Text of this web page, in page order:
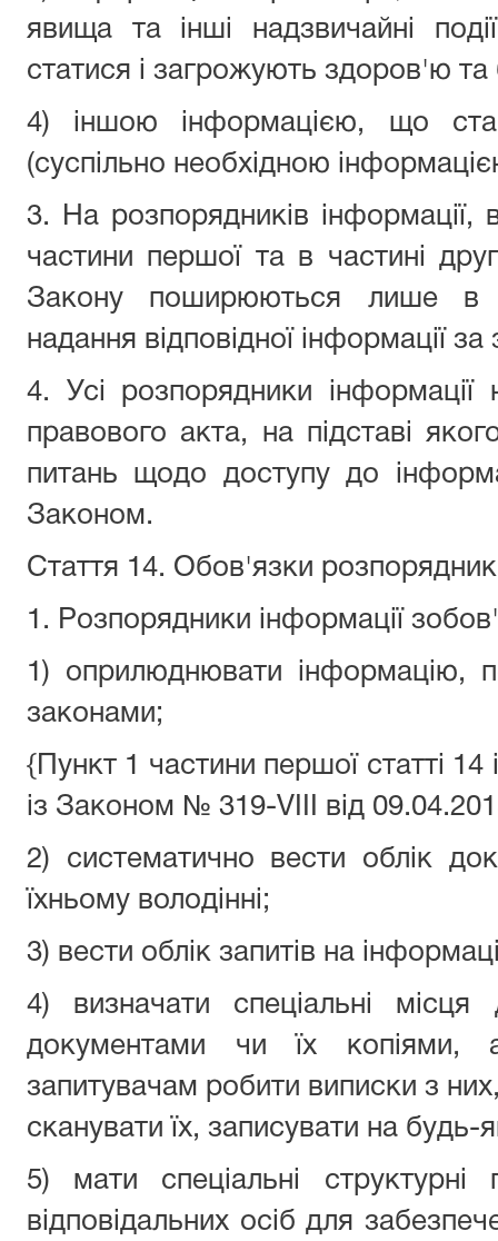
явища та інші надзвичайні
статися і загрожують здоров'ю та
4) іншою інформацією, що
(суспільно необхідною
3. На розпорядників інформації,
частини першої та в частині
Закону поширюються лише в
надання відповідної інформації
4. Усі розпорядники
правового акта, на підставі
питань щодо доступу до
Законом.
Стаття 14. Обов'язки
1. Розпорядники інформації
1) оприлюднювати інформацію,
законами;
{Пункт 1 частини першої статті 14
із Законом № 319-VIII від
2) систематично вести облік
їхньому володінні;
3) вести облік запитів на
4) визначати спеціальні
документами чи їх копіями,
запитувачам робити виписки з
сканувати їх, записувати на будь-
5) мати спеціальні структурні
відповідальних осіб для